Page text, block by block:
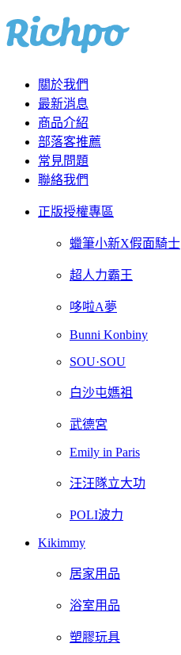
關於我們
最新消息
商品介紹
部落客推薦
常見問題
聯絡我們
正版授權專區
蠟筆小新X假面騎士
超人力霸王
哆啦A夢
Bunni Konbiny
SOU·SOU
白沙屯媽祖
武德宮
Emily in Paris
汪汪隊立大功
POLI波力
Kikimmy
居家用品
浴室用品
塑膠玩具